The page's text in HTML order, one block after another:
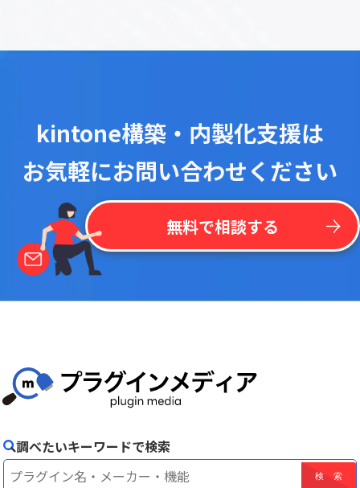
kintone構築・内製化支援は
お気軽にお問い合わせください
無料で相談する
調べたいキーワードで検索